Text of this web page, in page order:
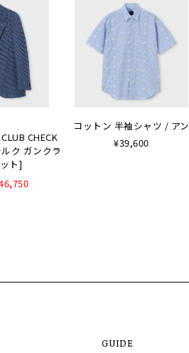
CHECK
ク ガンクラ
ト]
コットン 半袖シャツ / アン
¥39,600
GUIDE